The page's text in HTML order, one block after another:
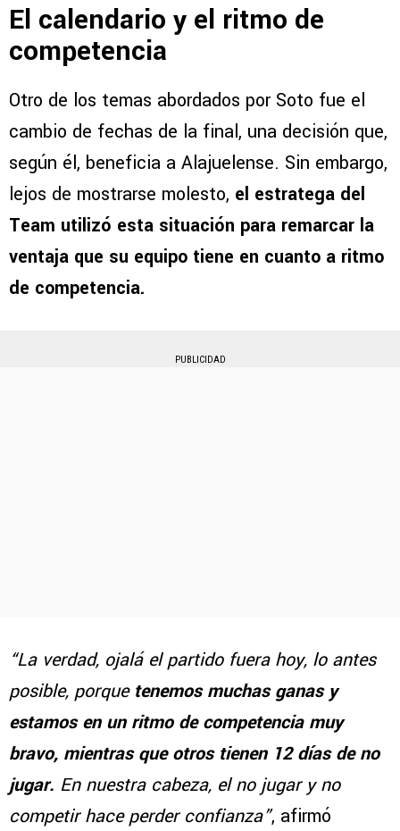
El calendario y el ritmo de
competencia
Otro de los temas abordados por Soto fue el
cambio de fechas de la final, una decisión que,
según él, beneficia a Alajuelense. Sin embargo,
lejos de mostrarse molesto, el estratega del
Team utilizó esta situación para remarcar la
ventaja que su equipo tiene en cuanto a ritmo
de competencia.
PUBLICIDAD
“La verdad, ojalá el partido fuera hoy, lo antes
posible, porquetenemos muchas ganas y
estamos en un ritmo de competencia muy
bravo, mientras que otros tienen 12 días de no
jugar. En nuestra cabeza, el no jugar y no
competir hace perder confianza”, afirmó